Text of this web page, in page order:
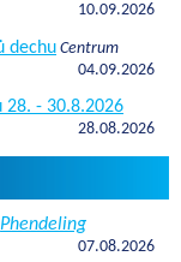
10.09.2026
dechu Centrum
04.09.2026
28. - 30.8.2026
28.08.2026
Phendeling
07.08.2026